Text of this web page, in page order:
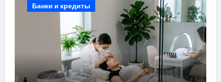
Банки и кредиты